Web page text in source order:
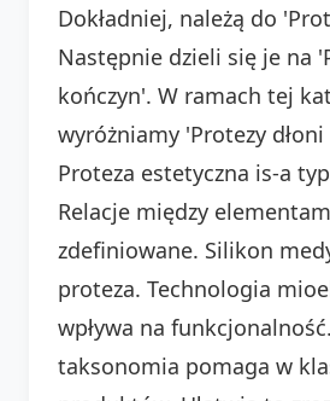
Dokładniej, należą do
Następnie dzieli się je na
kończyn'. W ramach tej
wyróżniamy 'Protezy
Proteza estetyczna is-a
Relacje między
zdefiniowane. Silikon
proteza. Technologia
wpływa na
taksonomia pomaga w